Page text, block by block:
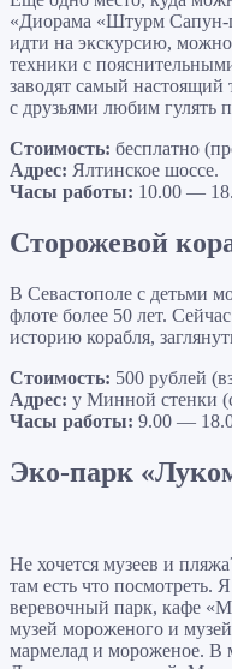
«Диорама «Штурм Сапун-
идти на экскурсию, можно
техники с
заводят самый
с друзьями любим гулять
Стоимость: бесплатно
Адрес: Ялтинское шоссе.
Часы работы: 10.00 —
Сторожевой
В Севастополе с детьми
флоте более 50 лет.
историю корабля,
Стоимость: 500 рублей
Адрес: у Минной стенки
Часы работы: 9.00 —
Эко-парк
Не хочется музеев и
там есть что посмотреть.
веревочный парк, кафе
музей мороженого и
мармелад и мороженое. В